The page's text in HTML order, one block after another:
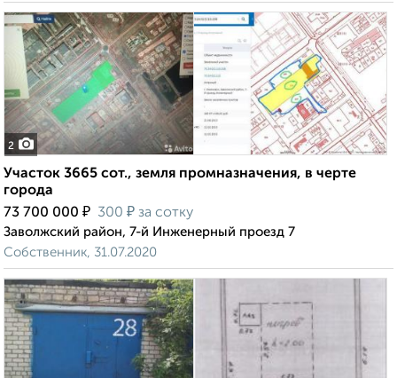
2
Участок 3665 сот., земля промназначения, в черте
города
73 700 000 ₽ 300 ₽ за сотку
Заволжский район, 7-й Инженерный проезд 7
Собственник, 31.07.2020